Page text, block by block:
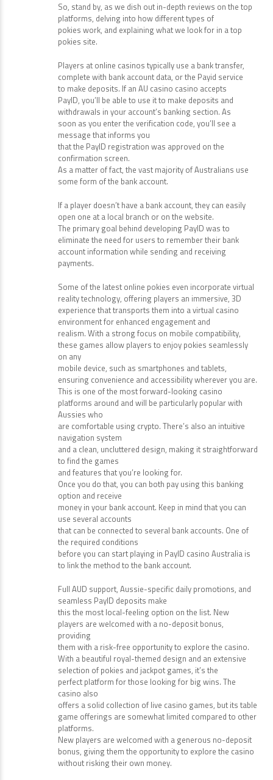
So, stand by, as we dish out in-depth reviews on the top
platforms, delving into how different types of
pokies work, and explaining what we look for in a top
pokies site.
Players at online casinos typically use a bank transfer,
complete with bank account data, or the Payid service
to make deposits. If an AU casino casino accepts
PayID, you’ll be able to use it to make deposits and
withdrawals in your account’s banking section. As
soon as you enter the verification code, you’ll see a
message that informs you
that the PayID registration was approved on the
confirmation screen.
As a matter of fact, the vast majority of Australians use
some form of the bank account.
If a player doesn’t have a bank account, they can easily
open one at a local branch or on the website.
The primary goal behind developing PayID was to
eliminate the need for users to remember their bank
account information while sending and receiving
payments.
Some of the latest online pokies even incorporate virtual
reality technology, offering players an immersive, 3D
experience that transports them into a virtual casino
environment for enhanced engagement and
realism. With a strong focus on mobile compatibility,
these games allow players to enjoy pokies seamlessly
on any
mobile device, such as smartphones and tablets,
ensuring convenience and accessibility wherever you are.
This is one of the most forward-looking casino
platforms around and will be particularly popular with
Aussies who
are comfortable using crypto. There’s also an intuitive
navigation system
and a clean, uncluttered design, making it straightforward
to find the games
and features that you’re looking for.
Once you do that, you can both pay using this banking
option and receive
money in your bank account. Keep in mind that you can
use several accounts
that can be connected to several bank accounts. One of
the required conditions
before you can start playing in PayID casino Australia is
to link the method to the bank account.
Full AUD support, Aussie-specific daily promotions, and
seamless PayID deposits make
this the most local-feeling option on the list. New
players are welcomed with a no-deposit bonus,
providing
them with a risk-free opportunity to explore the casino.
With a beautiful royal-themed design and an extensive
selection of pokies and jackpot games, it’s the
perfect platform for those looking for big wins. The
casino also
offers a solid collection of live casino games, but its table
game offerings are somewhat limited compared to other
platforms.
New players are welcomed with a generous no-deposit
bonus, giving them the opportunity to explore the casino
without risking their own money.